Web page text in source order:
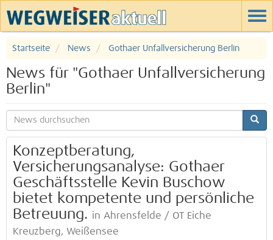
Startseite News Gothaer Unfallversicherung Berlin
News für "Gothaer Unfallversicherung
Berlin"
Konzeptberatung,
Versicherungsanalyse: Gothaer
Geschäftsstelle Kevin Buschow
bietet kompetente und persönliche
Betreuung. in Ahrensfelde / OT Eiche
Kreuzberg, Weißensee